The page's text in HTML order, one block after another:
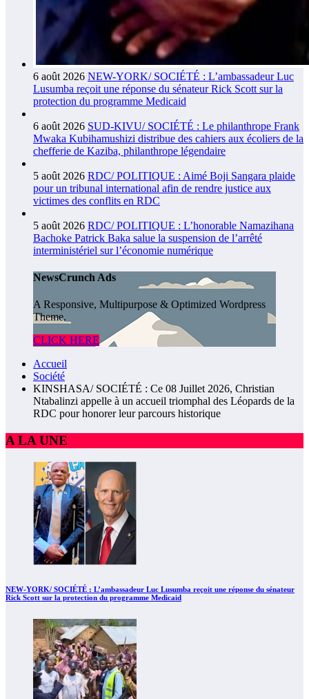
6 août 2026 NEW-YORK/ SOCIÉTÉ : L’ambassadeur Luc
Lusumba reçoit une réponse du sénateur Rick Scott sur la
protection du programme Medicaid
6 août 2026 SUD-KIVU/ SOCIÉTÉ : Le philanthrope Frank
Mwaka Kubihamushizi distribue des cahiers aux écoliers de la
chefferie de Kaziba, philanthrope légendaire
5 août 2026 RDC/ POLITIQUE : Aimé Boji Sangara plaide
pour un tribunal international afin de rendre justice aux
victimes des conflits en RDC
5 août 2026 RDC/ POLITIQUE : L’honorable Namazihana
Bachoke Patrick Baka salue la suspension de l’arrêté
interministériel sur l’économie numérique
NewsCrunch Ads
A Responsive, Multipurpose & Optimized Wordpress
Theme.
CLICK HERE
Accueil
Société
KINSHASA/ SOCIÉTÉ : Ce 08 Juillet 2026, Christian
Ntabalinzi appelle à un accueil triomphal des Léopards de la
RDC pour honorer leur parcours historique
A LA UNE
NEW-YORK/ SOCIÉTÉ : L’ambassadeur Luc Lusumba reçoit une réponse du sénateur
Rick Scott sur la protection du programme Medicaid